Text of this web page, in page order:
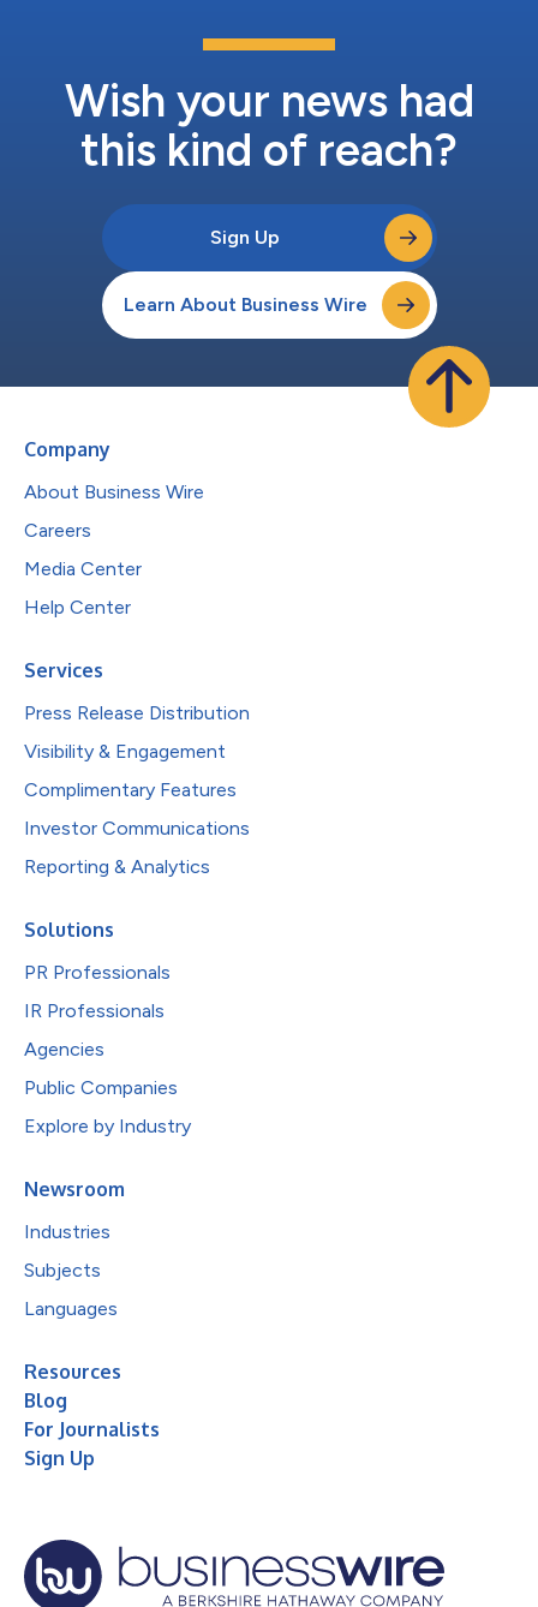
Wish your news had
this kind of reach?
Sign Up
Learn About Business Wire
Company
About Business Wire
Careers
Media Center
Help Center
Services
Press Release Distribution
Visibility & Engagement
Complimentary Features
Investor Communications
Reporting & Analytics
Solutions
PR Professionals
IR Professionals
Agencies
Public Companies
Explore by Industry
Newsroom
Industries
Subjects
Languages
Resources
Blog
For Journalists
Sign Up